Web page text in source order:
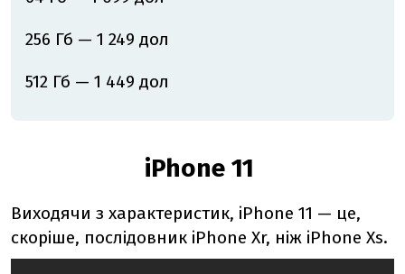
256 Гб — 1 249 дол
512 Гб — 1 449 дол
iPhone 11
Виходячи з характеристик, iPhone 11 — це,
скоріше, послідовник iPhone Xr, ніж iPhone Xs.